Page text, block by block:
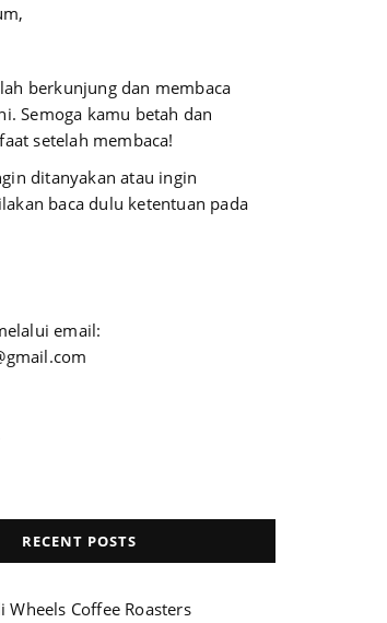
berkunjung dan membaca
Semoga kamu betah dan
setelah membaca!
ditanyakan atau ingin
baca dulu ketentuan pada
email:
RECENT POSTS
Wheels Coffee Roasters